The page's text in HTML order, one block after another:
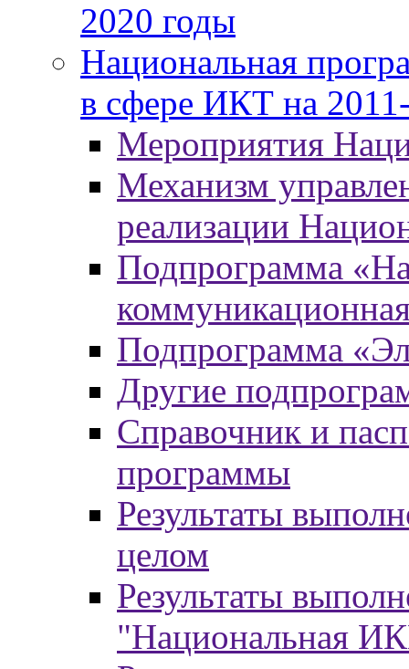
2020 годы
Национальная
в сфере ИКТ на
Мероприятия
Механизм
реализации
Подпрограмма
Подпрограмма
Другие
Справочник и
программы
Результаты
целом
Результаты
"Национальная